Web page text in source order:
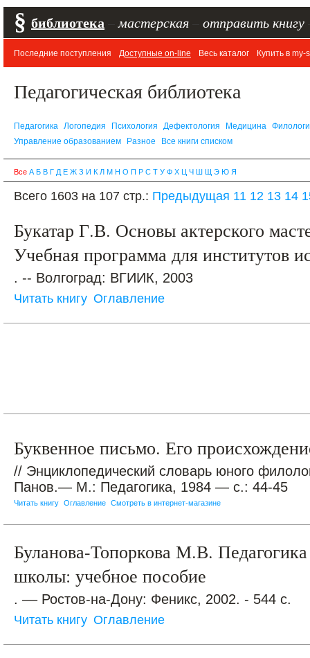
§ библиотека мастерская отправить книгу
Последние поступления Доступные on-line Весь каталог Купить в my-
Педагогическая библиотека
Педагогика Логопедия Психология Дефектология Медицина
Управление образованием
Разное Все книги списком
Все А Б В Г Д Е Ж З И К Л М Н О П Р С Т У Ф Х Ц Ч Ш Щ Э Ю Я
Всего 1603 на 107 стр.: Предыдущая 11 12 13 14
Букатар Г.В. Основы актерского
Учебная программа для институтов
. -- Волгоград: ВГИИК, 2003
Читать книгу Оглавление
Буквенное письмо. Его
// Энциклопедический словарь юного
Панов.— М.: Педагогика, 1984 — с.: 44-45
Читать книгу Оглавление Смотреть в интернет-магазине
Буланова-Топоркова М.В.
школы: учебное пособие
. –– Ростов-на-Дону: Феникс, 2002. - 544 с.
Читать книгу Оглавление